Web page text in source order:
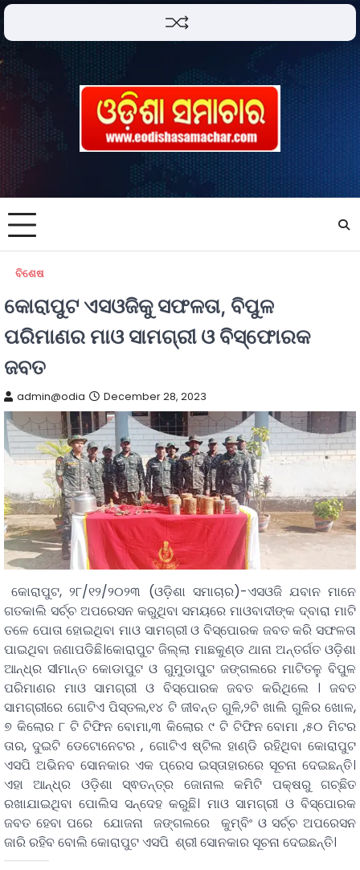
ବିଶେଷ
କୋରାପୁଟ ଏସ‌ଓଜିକୁ ସଫଳତା, ବିପୁଳ
ପରିମାଣର ମାଓ ସାମଗ୍ରୀ ଓ ବିସ୍ଫୋରକ
ଜବତ
admin@odia December 28, 2023
କୋରାପୁଟ, ୨୮/୧୨/୨୦୨୩ (ଓଡ଼ିଶା ସମାଚାର)-ଏସଓଜି ଯବାନ ମାନେ
ଗତକାଲି ସର୍ଚ୍ଚ ଅପରେସନ କରୁଥିବା ସମୟରେ ମାଓବାଦୀଙ୍କ ଦ୍ବାରା ମାଟି
ତଳେ ପୋତା ହୋଇଥିବା ମାଓ ସାମଗ୍ରୀ ଓ ବିସ୍ପୋରକ ଜବତ କରି ସଫଳତା
ପାଇଥିବା ଜଣାପଡିଛି।କୋରାପୁଟ ଜିଲ୍ଲା ମାଛକୁଣ୍ଡ ଥାନା ଅନ୍ତର୍ଗତ ଓଡ଼ିଶା
ଆନ୍ଧ୍ର ସୀମାନ୍ତ କୋଡାପୁଟ ଓ ଗୁମୁଡାପୁଟ ଜଙ୍ଗଲରେ ମାଟିତଳୁ ବିପୁଳ
ପରିମାଣର ମାଓ ସାମଗ୍ରୀ ଓ ବିସ୍ପୋରକ ଜବତ କରିଥିଲେ । ଜବତ
ସାମଗ୍ରୀରେ ଗୋଟିଏ ପିସ୍ତଲ,୧୪ ଟି ଜୀବନ୍ତ ଗୁଳି,୨ଟି ଖାଲି ଗୁଳିର ଖୋଳ,
୭ କିଲୋର ୮ ଟି ଟିଫିନ ବୋମା,୩ କିଲୋର ୯ ଟି ଟିଫିନ ବୋମା ,୫୦ ମିଟର
ତାର, ଦୁଇଟି ଡେଟୋନେଟର , ଗୋଟିଏ ଷ୍ଟିଲ ହାଣ୍ଡି ରହିଥିବା କୋରାପୁଟ
ଏସପି ଅଭିନବ ସୋନକାର ଏକ ପ୍ରେସ ଇସ୍ତାହାରରେ ସୂଚନା ଦେଇଛନ୍ତି।
ଏହା ଆନ୍ଧ୍ର ଓଡ଼ିଶା ସ୍ଵତନ୍ତ୍ର ଜୋନାଲ କମିଟି ପକ୍ଷରୁ ଗଚ୍ଛିତ
ରଖାଯାଇଥିବା ପୋଲିସ ସନ୍ଦେହ କରୁଛି। ମାଓ ସାମଗ୍ରୀ ଓ ବିସ୍ପୋରକ
ଜବତ ହେବା ପରେ ଯୋଜନା ଜଙ୍ଗଲରେ କୁମ୍ବିଂ ଓ ସର୍ଚ୍ଚ ଅପରେସନ
ଜାରି ରହିବ ବୋଲି କୋରାପୁଟ ଏସପି ଶ୍ରୀ ସୋନକାର ସୂଚନା ଦେଇଛନ୍ତି।